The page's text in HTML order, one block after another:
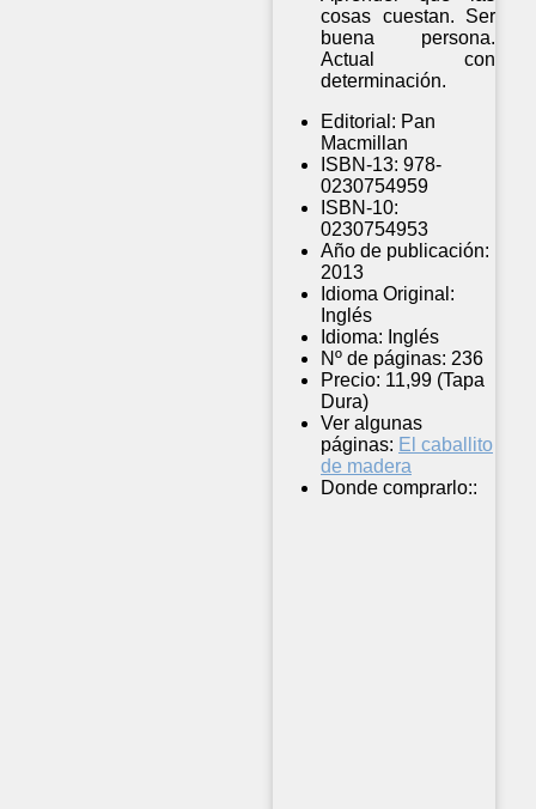
cosas cuestan. Ser
buena persona.
Actual con
determinación.
Editorial: Pan
Macmillan
ISBN-13: 978-
0230754959
ISBN-10:
0230754953
Año de publicación:
2013
Idioma Original:
Inglés
Idioma: Inglés
Nº de páginas: 236
Precio: 11,99 (Tapa
Dura)
Ver algunas
páginas: El caballito
de madera
Donde comprarlo::